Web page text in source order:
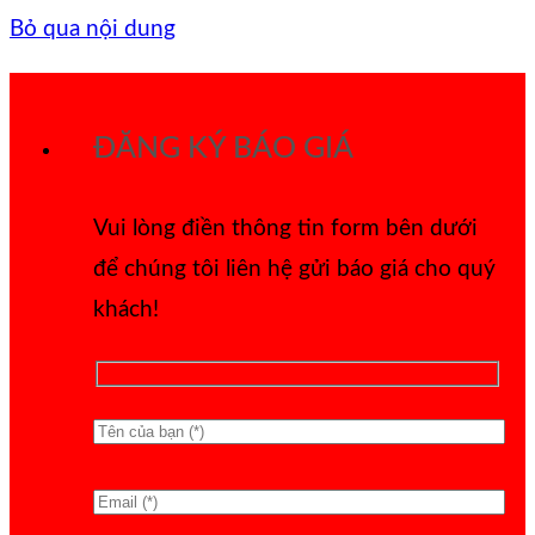
Bỏ qua nội dung
ĐĂNG KÝ BÁO GIÁ
Vui lòng điền thông tin form bên dưới
để chúng tôi liên hệ gửi báo giá cho quý
khách!